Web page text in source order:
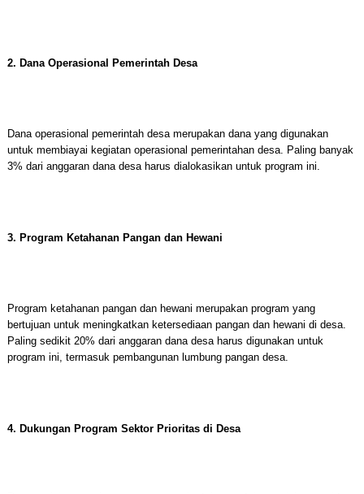
2. Dana Operasional Pemerintah Desa
Dana operasional pemerintah desa merupakan dana yang digunakan
untuk membiayai kegiatan operasional pemerintahan desa. Paling banyak
3% dari anggaran dana desa harus dialokasikan untuk program ini.
3. Program Ketahanan Pangan dan Hewani
Program ketahanan pangan dan hewani merupakan program yang
bertujuan untuk meningkatkan ketersediaan pangan dan hewani di desa.
Paling sedikit 20% dari anggaran dana desa harus digunakan untuk
program ini, termasuk pembangunan lumbung pangan desa.
4. Dukungan Program Sektor Prioritas di Desa